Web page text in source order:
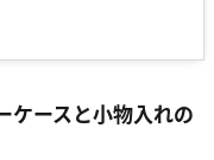
ケースと小物入れの